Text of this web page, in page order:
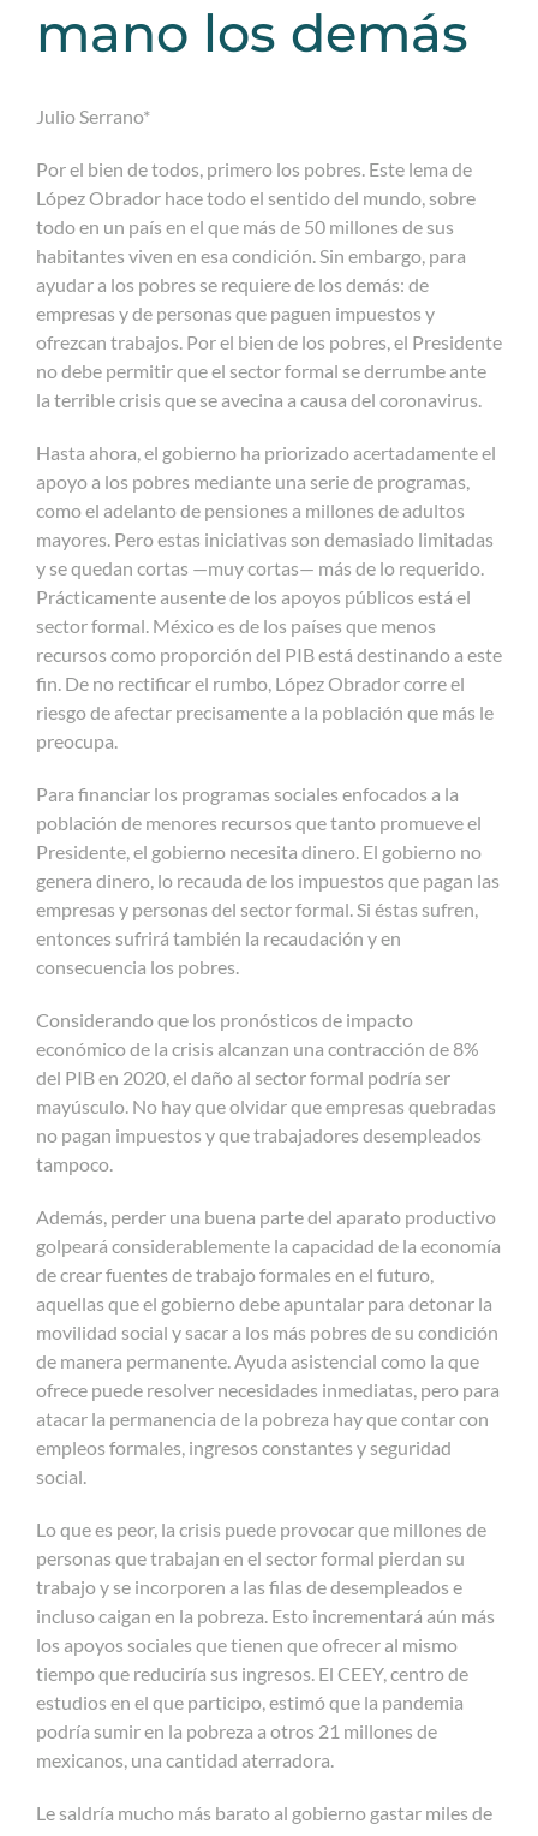
mano los demás
Julio Serrano*
Por el bien de todos, primero los pobres. Este lema de
López Obrador hace todo el sentido del mundo, sobre
todo en un país en el que más de 50 millones de sus
habitantes viven en esa condición. Sin embargo, para
ayudar a los pobres se requiere de los demás: de
empresas y de personas que paguen impuestos y
ofrezcan trabajos. Por el bien de los pobres, el Presidente
no debe permitir que el sector formal se derrumbe ante
la terrible crisis que se avecina a causa del coronavirus.
Hasta ahora, el gobierno ha priorizado acertadamente el
apoyo a los pobres mediante una serie de programas,
como el adelanto de pensiones a millones de adultos
mayores. Pero estas iniciativas son demasiado limitadas
y se quedan cortas —muy cortas— más de lo requerido.
Prácticamente ausente de los apoyos públicos está el
sector formal. México es de los países que menos
recursos como proporción del PIB está destinando a este
fin. De no rectificar el rumbo, López Obrador corre el
riesgo de afectar precisamente a la población que más le
preocupa.
Para financiar los programas sociales enfocados a la
población de menores recursos que tanto promueve el
Presidente, el gobierno necesita dinero. El gobierno no
genera dinero, lo recauda de los impuestos que pagan las
empresas y personas del sector formal. Si éstas sufren,
entonces sufrirá también la recaudación y en
consecuencia los pobres.
Considerando que los pronósticos de impacto
económico de la crisis alcanzan una contracción de 8%
del PIB en 2020, el daño al sector formal podría ser
mayúsculo. No hay que olvidar que empresas quebradas
no pagan impuestos y que trabajadores desempleados
tampoco.
Además, perder una buena parte del aparato productivo
golpeará considerablemente la capacidad de la economía
de crear fuentes de trabajo formales en el futuro,
aquellas que el gobierno debe apuntalar para detonar la
movilidad social y sacar a los más pobres de su condición
de manera permanente. Ayuda asistencial como la que
ofrece puede resolver necesidades inmediatas, pero para
atacar la permanencia de la pobreza hay que contar con
empleos formales, ingresos constantes y seguridad
social.
Lo que es peor, la crisis puede provocar que millones de
personas que trabajan en el sector formal pierdan su
trabajo y se incorporen a las filas de desempleados e
incluso caigan en la pobreza. Esto incrementará aún más
los apoyos sociales que tienen que ofrecer al mismo
tiempo que reduciría sus ingresos. El CEEY, centro de
estudios en el que participo, estimó que la pandemia
podría sumir en la pobreza a otros 21 millones de
mexicanos, una cantidad aterradora.
Le saldría mucho más barato al gobierno gastar miles de